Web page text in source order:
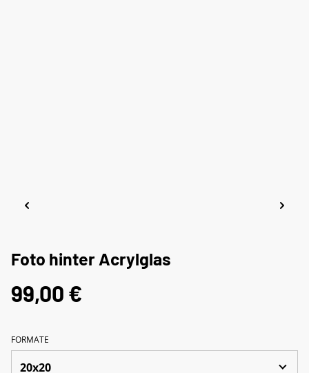
Foto hinter Acrylglas
99,00 €
FORMATE